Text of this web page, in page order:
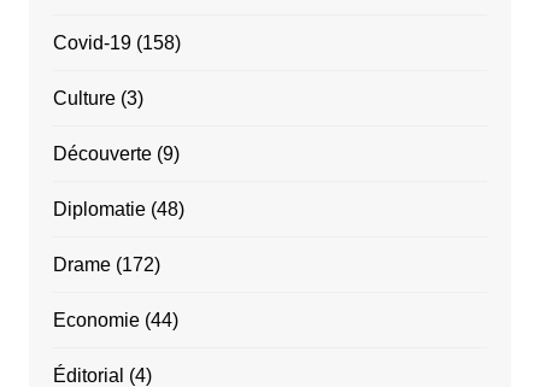
Covid-19(158)
Culture(3)
Découverte(9)
Diplomatie(48)
Drame(172)
Economie(44)
Éditorial (4)